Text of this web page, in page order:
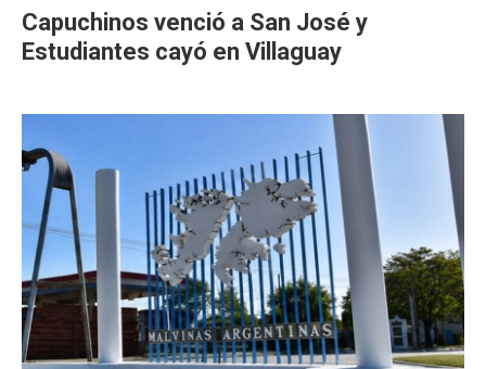
Capuchinos venció a San José y
Estudiantes cayó en Villaguay